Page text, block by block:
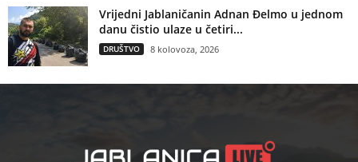
Vrijedni Jablaničanin Adnan Đelmo u jednom
danu čistio ulaze u četiri...
DRUŠTVO 8 kolovoza, 2026